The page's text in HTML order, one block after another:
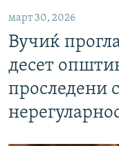
март 30, 2026
Вучиќ
десет
проследени